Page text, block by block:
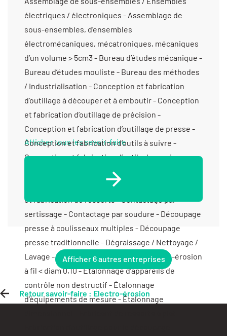
Afficher tous les savoir-faire
Afficher 6 autres entreprises
Retour savoir-faire : Electro-érosion